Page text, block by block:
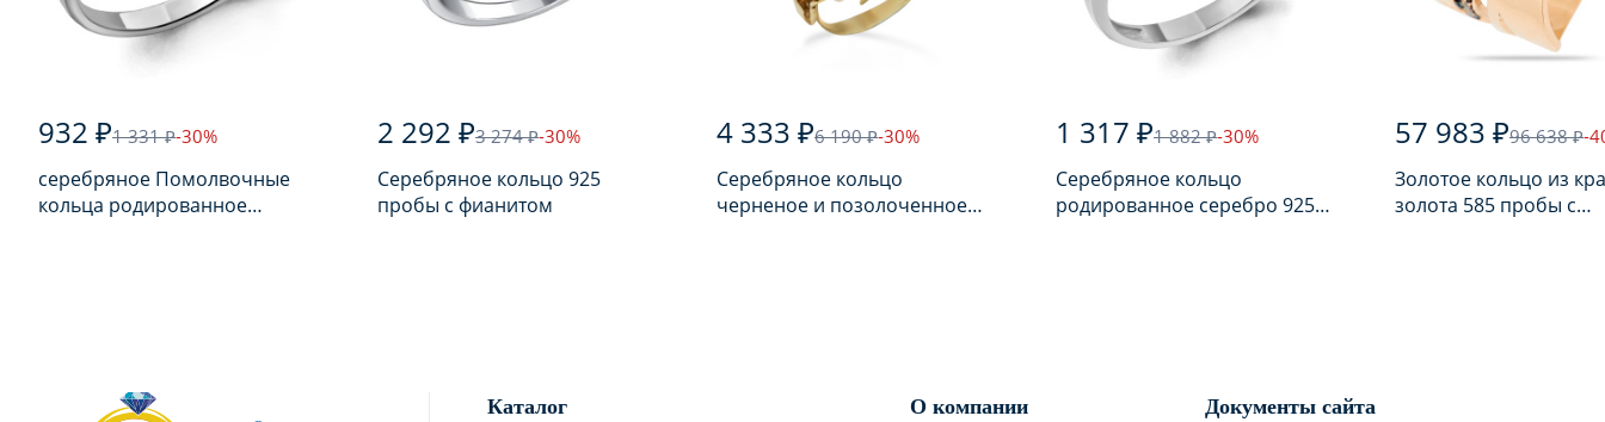
932 ₽1 331 ₽-30%
серебряное Помолвочные
кольца родированное
2 292 ₽3 274 ₽-30%
Серебряное кольцо 925
пробы с фианитом
4 333 ₽6 190 ₽-30%
Серебряное кольцо
черненое и позолоченное
1 317 ₽1 882 ₽-30%
Серебряное кольцо
родированное серебро 925
57 983 ₽96 638 ₽-
Золотое кольцо из
золота 585 пробы с
Каталог О компании Документы сайта